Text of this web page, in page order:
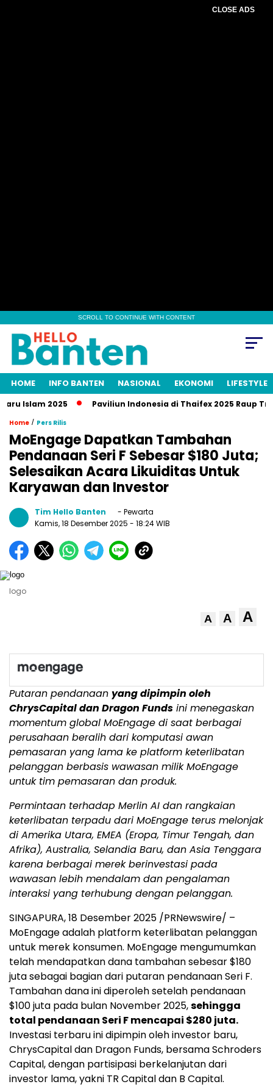
CLOSE ADS
SCROLL TO CONTINUE WITH CONTENT
HOME INFO BANTEN NASIONAL EKONOMI LIFESTYLE
2025 Paviliun Indonesia di Thaifex 2025 Raup
Home / Pers Rilis
MoEngage Dapatkan Tambahan
Pendanaan Seri F Sebesar $180 Juta;
Selesaikan Acara Likuiditas Untuk
Karyawan dan Investor
Tim Hello Banten
- Pewarta
Kamis, 18 Desember 2025 - 18:24 WIB
logo
A A A
Putaran pendanaan yang dipimpin oleh
ChrysCapital dan Dragon Funds ini menegaskan
momentum global MoEngage di saat berbagai
perusahaan beralih dari komputasi awan
pemasaran yang lama ke platform keterlibatan
pelanggan berbasis wawasan milik MoEngage
untuk tim pemasaran dan produk.
Permintaan terhadap Merlin AI dan rangkaian
keterlibatan terpadu dari MoEngage terus melonjak
di Amerika Utara, EMEA (Eropa, Timur Tengah, dan
Afrika), Australia, Selandia Baru, dan Asia Tenggara
karena berbagai merek berinvestasi pada
wawasan lebih mendalam dan pengalaman
interaksi yang terhubung dengan pelanggan.
SINGAPURA,18 Desember 2025 /PRNewswire/ –
MoEngage adalah platform keterlibatan pelanggan
untuk merek konsumen. MoEngage mengumumkan
telah mendapatkan dana tambahan sebesar$180
juta sebagai bagian dari putaran pendanaan Seri F.
Tambahan dana ini diperoleh setelah pendanaan
$100juta pada bulan November 2025,sehingga
total pendanaan Seri F mencapai $280 juta.
Investasi terbaru ini dipimpin oleh investor baru,
ChrysCapital dan Dragon Funds, bersama Schroders
Capital, dengan partisipasi berkelanjutan dari
investor lama, yakni TR Capital dan B Capital.